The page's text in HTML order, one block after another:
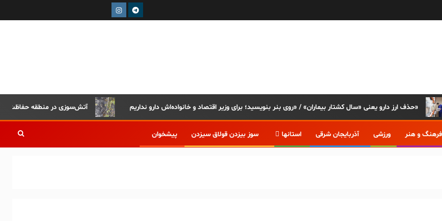
آتش‌سوزی در منطقه حفاظت‌شده حذف ارز دارو یعنی «سال کشتار بیماران» / «روی بنر بنویسید؛ برای وزیر اقتصاد و خانواده‌اش دارو نداریم»
فرهنگ و هنر ورزشی آذربایجان شرقی استانها سوز بیزدن قولاق سیزدن پیشخوان